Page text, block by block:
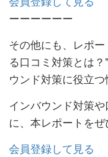
ーーーーーー
その他にも、レポ
る口コミ対策とは
ウンド対策に役立つ
インバウンド対策
に、本レポートをぜ
会員登録して見る